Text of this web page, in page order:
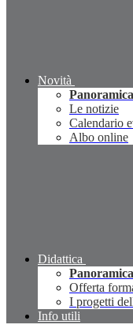
Novità
Panoramica
Le notizie
Calendario
Albo online
Didattica
Panoramica
Offerta
I progetti
Info utili